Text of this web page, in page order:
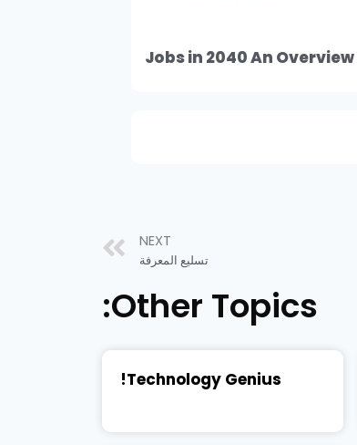
Jobs in 2040 An Overview
NEXT
تسليع المعرفة
Other Topics:
Technology Genius!